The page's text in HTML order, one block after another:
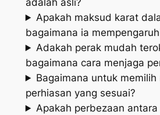
adalah asli?
Apakah maksud karat
bagaimana ia
Adakah perak mudah
bagaimana cara menjaga
Bagaimana untuk
perhiasan yang sesuai?
Apakah perbezaan